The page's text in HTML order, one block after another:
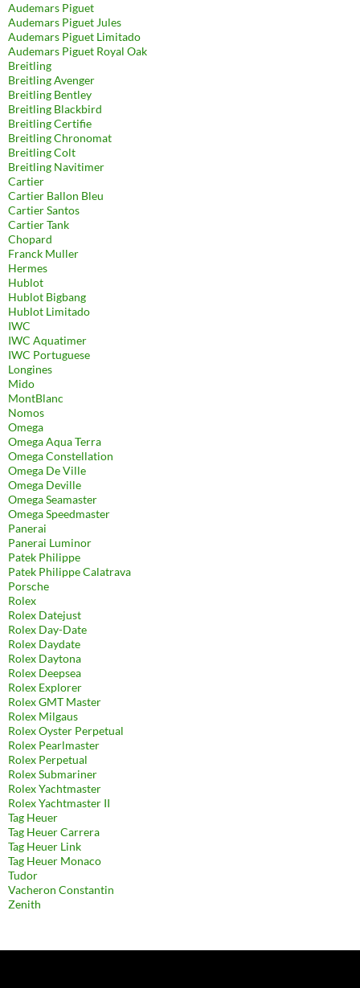
Audemars Piguet
Audemars Piguet Jules
Audemars Piguet Limitado
Audemars Piguet Royal Oak
Breitling
Breitling Avenger
Breitling Bentley
Breitling Blackbird
Breitling Certifie
Breitling Chronomat
Breitling Colt
Breitling Navitimer
Cartier
Cartier Ballon Bleu
Cartier Santos
Cartier Tank
Chopard
Franck Muller
Hermes
Hublot
Hublot Bigbang
Hublot Limitado
IWC
IWC Aquatimer
IWC Portuguese
Longines
Mido
MontBlanc
Nomos
Omega
Omega Aqua Terra
Omega Constellation
Omega De Ville
Omega Deville
Omega Seamaster
Omega Speedmaster
Panerai
Panerai Luminor
Patek Philippe
Patek Philippe Calatrava
Porsche
Rolex
Rolex Datejust
Rolex Day-Date
Rolex Daydate
Rolex Daytona
Rolex Deepsea
Rolex Explorer
Rolex GMT Master
Rolex Milgaus
Rolex Oyster Perpetual
Rolex Pearlmaster
Rolex Perpetual
Rolex Submariner
Rolex Yachtmaster
Rolex Yachtmaster II
Tag Heuer
Tag Heuer Carrera
Tag Heuer Link
Tag Heuer Monaco
Tudor
Vacheron Constantin
Zenith